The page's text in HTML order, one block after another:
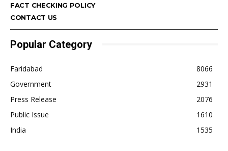
FACT CHECKING POLICY
CONTACT US
Popular Category
Faridabad
8066
Government
2931
Press Release
2076
Public Issue
1610
India
1535